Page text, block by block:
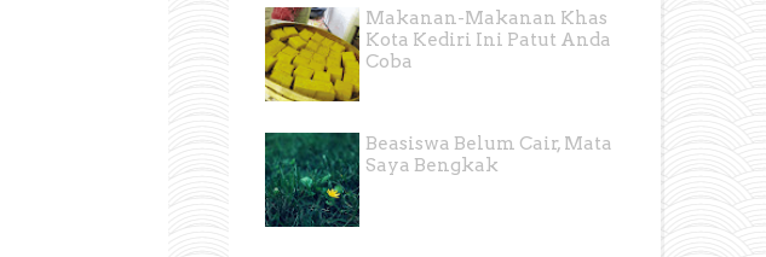
Makanan-Makanan Khas
Kota Kediri Ini Patut Anda
Coba
Beasiswa Belum Cair, Mata
Saya Bengkak